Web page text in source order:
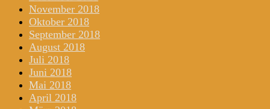
November 2018
Oktober 2018
September 2018
August 2018
Juli 2018
Juni 2018
Mai 2018
April 2018